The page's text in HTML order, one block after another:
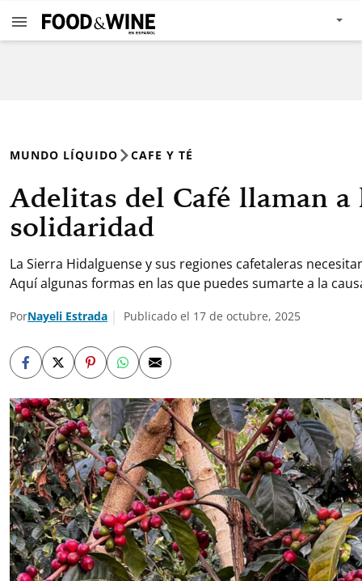
MUNDO LÍQUIDO CAFE Y TÉ
Adelitas del Café llaman a
solidaridad
La Sierra Hidalguense y sus regiones cafetaleras
Aquí algunas formas en las que puedes sumarte a la
PorNayeli Estrada Publicado el 17 de octubre, 2025